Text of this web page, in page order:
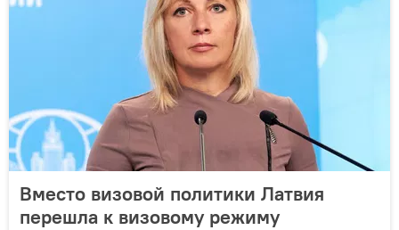
Вместо визовой политики Латвия
перешла к визовому режиму